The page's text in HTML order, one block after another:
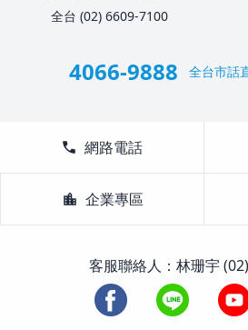
全台 (02) 6609-7100
4066-9888 全台市話
call 網路電話
location_city 企業專區
客服聯絡人：林珊宇